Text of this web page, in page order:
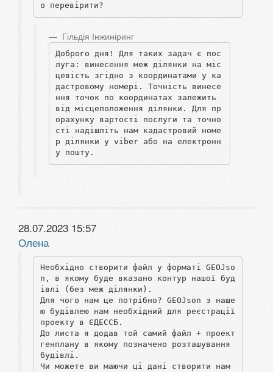
о перевірити?
Гільдія Інжиніринг
Доброго дня! Для таких задач є пос
луга: винесення меж ділянки на міс
цевість згідно з координатами у ка
дастровому номері. Точність винесе
ння точок по координатах залежить
від місцеположення ділянки. Для пр
орахунку вартості послуги та точно
сті надішліть нам кадастровий номе
р ділянки у viber або на електронн
у пошту.
28.07.2023 15:57
Олена
Необхідно створити файл у форматі GEOJso
n, в якому буде вказано контур нашої буд
івлі (без меж ділянки).
Для чого нам це потрібно? GEOJson з наше
ю будівлею нам необхідний для реєстрації
проекту в ЄДЕССБ.
До листа я додав той самий файл + проект
генплану в якому позначено розташування
будівлі.
Чи можете ви маючи ці дані створити нам